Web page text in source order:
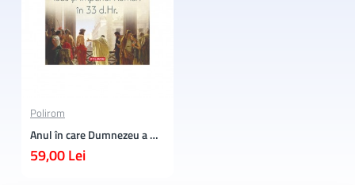
Polirom
Anul în care Dumnezeu a murit
59,00 Lei